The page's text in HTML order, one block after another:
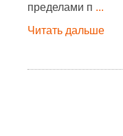
пределами п ...
Читать дальше